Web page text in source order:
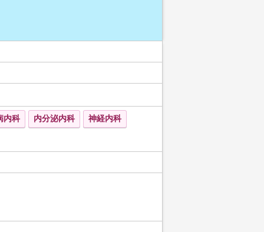
内科 内分泌内科 神経内科